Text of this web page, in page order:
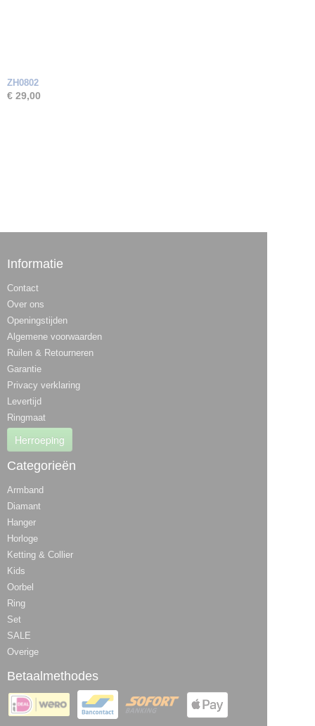
ZH0802
€ 29,00
Informatie
Contact
Over ons
Openingstijden
Algemene voorwaarden
Ruilen & Retourneren
Garantie
Privacy verklaring
Levertijd
Ringmaat
Herroeping
Categorieën
Armband
Diamant
Hanger
Horloge
Ketting & Collier
Kids
Oorbel
Ring
Set
SALE
Overige
Betaalmethodes